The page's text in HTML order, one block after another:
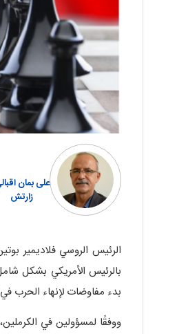
علی‏ بمان
زارتش
الرئيس الروسي فلاديمير
بدء مفاوضات لإنهاء الحرب في